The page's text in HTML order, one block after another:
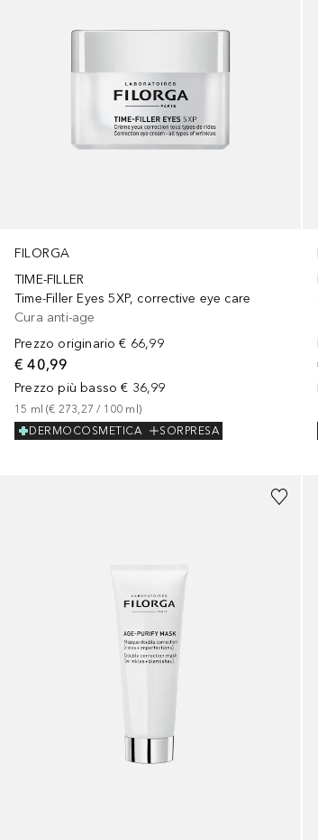
FILORGA
TIME-FILLER
Time-Filler Eyes 5XP, corrective eye care
Cura anti-age
Prezzo originario € 66,99
€ 40,99
Prezzo più basso € 36,99
15 ml (€ 273,27 / 100 ml )
DERMOCOSMETICA
SORPRESA